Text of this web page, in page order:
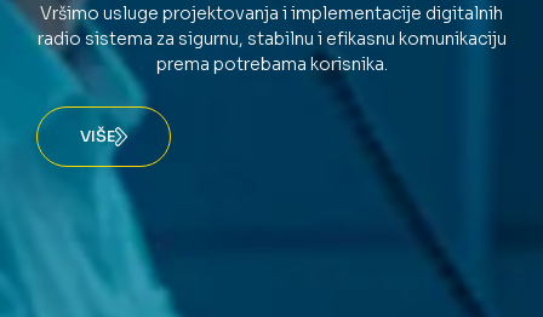
Vršimo usluge projektovanja i implementacije digitalnih
radio sistema za sigurnu, stabilnu i efikasnu komunikaciju
prema potrebama korisnika.
VIŠE